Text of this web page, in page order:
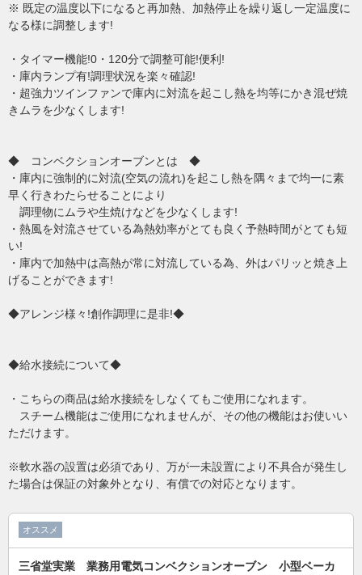
※ 既定の温度以下になると再加熱、加熱停止を繰り返し一定温度に
なる様に調整します!
・タイマー機能!0・120分で調整可能!便利!
・庫内ランプ有!調理状況を楽々確認!
・超強力ツインファンで庫内に対流を起こし熱を均等にかき混ぜ焼
きムラを少なくします!
◆ コンベクションオーブンとは ◆
・庫内に強制的に対流(空気の流れ)を起こし熱を隅々まで均一に素
早く行きわたらせることにより
調理物にムラや生焼けなどを少なくします!
・熱風を対流させている為熱効率がとても良く予熱時間がとても短
い!
・庫内で加熱中は高熱が常に対流している為、外はパリッと焼き上
げることができます!
◆アレンジ様々!創作調理に是非!◆
◆給水接続について◆
・こちらの商品は給水接続をしなくてもご使用になれます。
スチーム機能はご使用になれませんが、その他の機能はお使いい
ただけます。
※軟水器の設置は必須であり、万が一未設置により不具合が発生し
た場合は保証の対象外となり、有償での対応となります。
オススメ
三省堂実業 業務用電気コンベクションオーブン 小型ベーカ